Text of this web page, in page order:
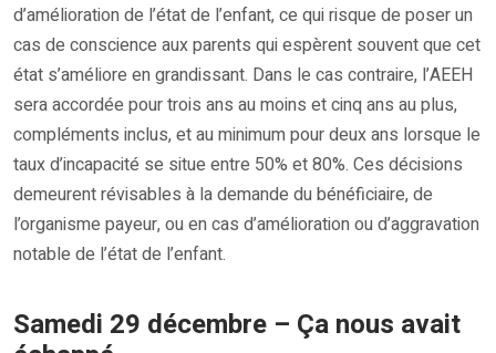
d’amélioration de l’état de l’enfant, ce qui risque de poser un
cas de conscience aux parents qui espèrent souvent que cet
état s’améliore en grandissant. Dans le cas contraire, l’AEEH
sera accordée pour trois ans au moins et cinq ans au plus,
compléments inclus, et au minimum pour deux ans lorsque le
taux d’incapacité se situe entre 50% et 80%. Ces décisions
demeurent révisables à la demande du bénéficiaire, de
l’organisme payeur, ou en cas d’amélioration ou d’aggravation
notable de l’état de l’enfant.
Samedi 29 décembre – Ça nous avait